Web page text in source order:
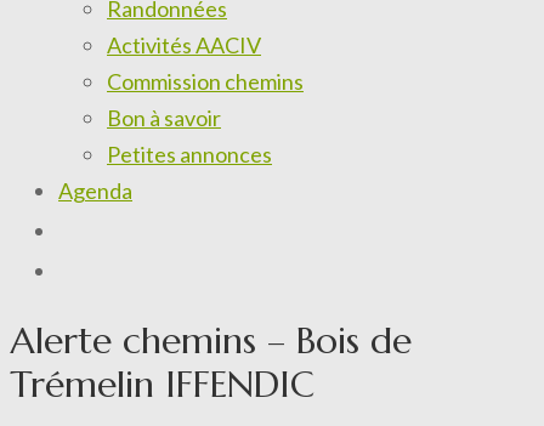
Randonnées
Activités AACIV
Commission chemins
Bon à savoir
Petites annonces
Agenda
Alerte chemins – Bois de
Trémelin IFFENDIC